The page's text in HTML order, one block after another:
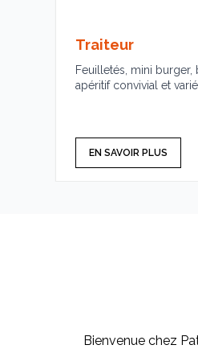
Traiteur
Feuilletés, mini burger,
apéritif convivial et varié,
EN SAVOIR PLUS
Bienvenue chez